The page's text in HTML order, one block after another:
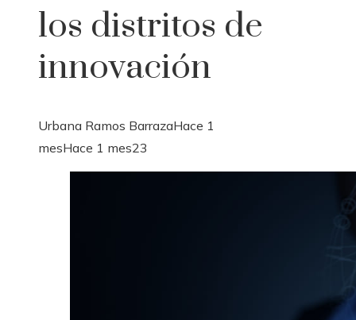
los distritos de
innovación
Urbana Ramos BarrazaHace 1
mesHace 1 mes23